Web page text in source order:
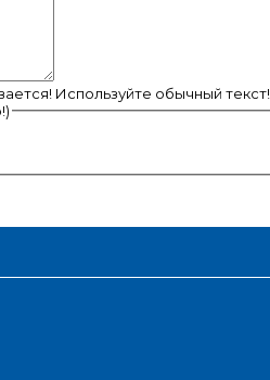
Используйте обычный текст!